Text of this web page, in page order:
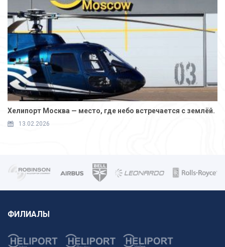
Хелипорт Москва — место, где небо встречается с землёй.
13.02.2026
ФИЛИАЛЫ